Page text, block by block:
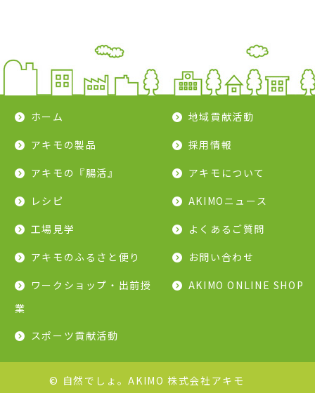
ホーム
アキモの製品
アキモの『腸活』
レシピ
工場見学
アキモのふるさと便り
ワークショップ・出前授
業
スポーツ貢献活動
地域貢献活動
採用情報
アキモについて
AKIMOニュース
よくあるご質問
お問い合わせ
AKIMO ONLINE SHOP
© 自然でしょ。AKIMO 株式会社アキモ